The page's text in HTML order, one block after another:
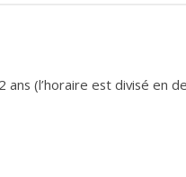
(l’horaire est divisé en